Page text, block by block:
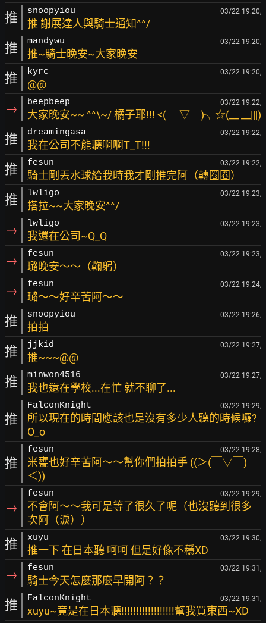
推 snoopyiou 03/22 19:20,
推 謝展達人與騎士通知^^/
推 mandywu 03/22 19:20,
推~騎士晚安~大家晚安
推 kyrc 03/22 19:20,
@@
→ beepbeep 03/22 19:22,
大家晚安~~ ^^\~/ 橘子耶!!! <( ￣▽￣)╮☆(__ __|||)
推 dreamingasa 03/22 19:22,
我在公司不能聽啊啊T_T!!!
推 fesun 03/22 19:22,
騎士剛丟水球給我時我才剛推完阿（轉圈圈）
推 lwligo 03/22 19:23,
搭拉~~大家晚安^^/
→ lwligo 03/22 19:23,
我還在公司~Q_Q
→ fesun 03/22 19:23,
璐晚安～～（鞠躬）
→ fesun 03/22 19:24,
璐～～好辛苦阿～～
推 snoopyiou 03/22 19:26,
拍拍
推 jjkid 03/22 19:27,
推~~~@@
推 minwon4516 03/22 19:27,
我也還在學校...在忙 就不聊了...
推
FalconKnight 03/22 19:29,
所以現在的時間應該也是沒有多少人聽的時候囉?
O_o
推
fesun 03/22 19:28,
米甕也好辛苦阿～～幫你們拍拍手 ((＞(￣▽￣)
＜))
→
fesun 03/22 19:29,
不會阿～～我可是等了很久了呢（也沒聽到很多
次阿（淚））
推 xuyu 03/22 19:30,
推一下 在日本聽 呵呵 但是好像不穩XD
→ fesun 03/22 19:31,
騎士今天怎麼那麼早開阿？？
推 FalconKnight 03/22 19:31,
xuyu~竟是在日本聽!!!!!!!!!!!!!!!!!!幫我買東西~XD